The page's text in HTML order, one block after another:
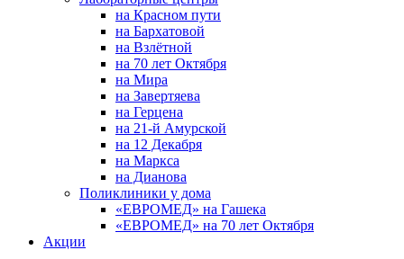
на Красном пути
на Бархатовой
на Взлётной
на 70 лет Октября
на Мира
на Завертяева
на Герцена
на 21-й Амурской
на 12 Декабря
на Маркса
на Дианова
Поликлиники у дома
«ЕВРОМЕД» на Гашека
«ЕВРОМЕД» на 70 лет Октября
Акции